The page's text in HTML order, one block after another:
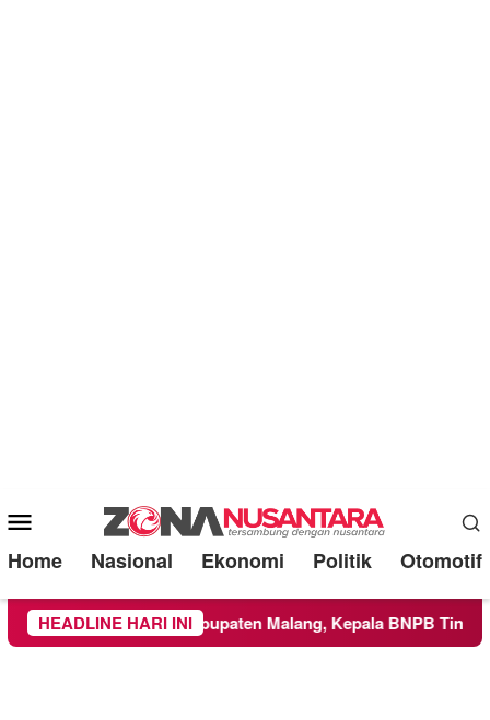
Mobile
Menu
Home Nasional Ekonomi Politik Otomotif
HEADLINE HARI INI
Wilayah Kabupaten Malang, Kepala BNPB Tinjau Langsung